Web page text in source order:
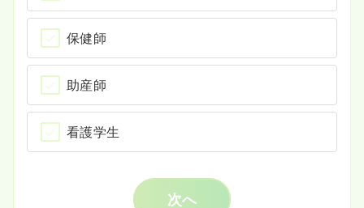
保健師
助産師
看護学生
次へ